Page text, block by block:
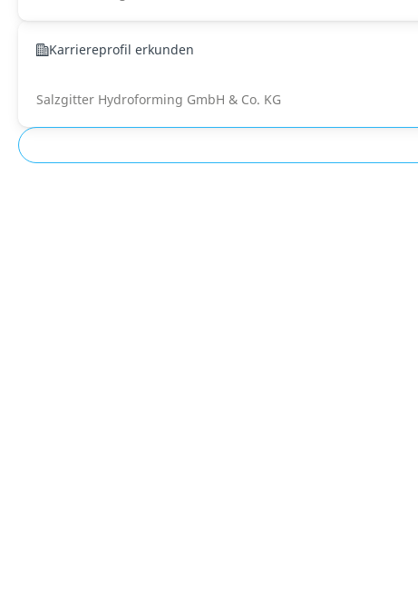
Karriereprofil erkunden
Salzgitter Hydroforming GmbH & Co. KG